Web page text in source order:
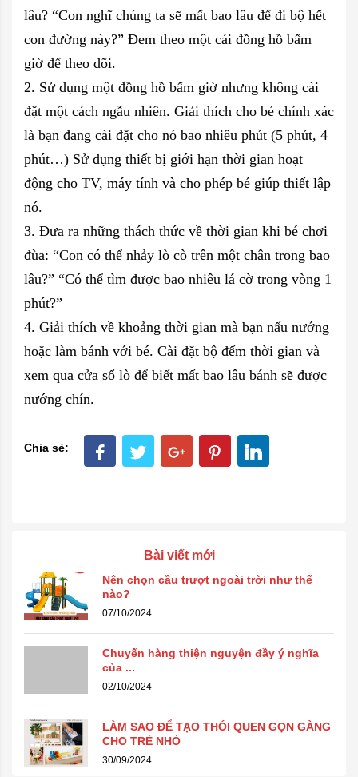
lâu? “Con nghĩ chúng ta sẽ mất bao lâu để đi bộ hết
con đường này?” Đem theo một cái đồng hồ bấm
giờ để theo dõi.
2. Sử dụng một đồng hồ bấm giờ nhưng không cài
đặt một cách ngẫu nhiên. Giải thích cho bé chính xác
là bạn đang cài đặt cho nó bao nhiêu phút (5 phút, 4
phút…) Sử dụng thiết bị giới hạn thời gian hoạt
động cho TV, máy tính và cho phép bé giúp thiết lập
nó.
3. Đưa ra những thách thức về thời gian khi bé chơi
đùa: “Con có thể nhảy lò cò trên một chân trong bao
lâu?” “Có thể tìm được bao nhiêu lá cờ trong vòng 1
phút?”
4. Giải thích về khoảng thời gian mà bạn nấu nướng
hoặc làm bánh với bé. Cài đặt bộ đếm thời gian và
xem qua cửa sổ lò để biết mất bao lâu bánh sẽ được
nướng chín.
Chia sẻ:
Bài viết mới
Nên chọn cầu trượt ngoài trời như thế
nào?
07/10/2024
Chuyến hàng thiện nguyện đầy ý nghĩa
của ...
02/10/2024
LÀM SAO ĐỂ TẠO THÓI QUEN GỌN GÀNG
CHO TRẺ NHỎ
30/09/2024